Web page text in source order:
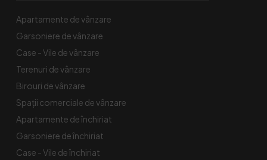
Apartamente de vânzare
Garsoniere de vânzare
Case - Vile de vânzare
Terenuri de vânzare
Birouri de vânzare
Spaţii comerciale de vânzare
Apartamente de închiriat
Garsoniere de închiriat
Case - Vile de închiriat